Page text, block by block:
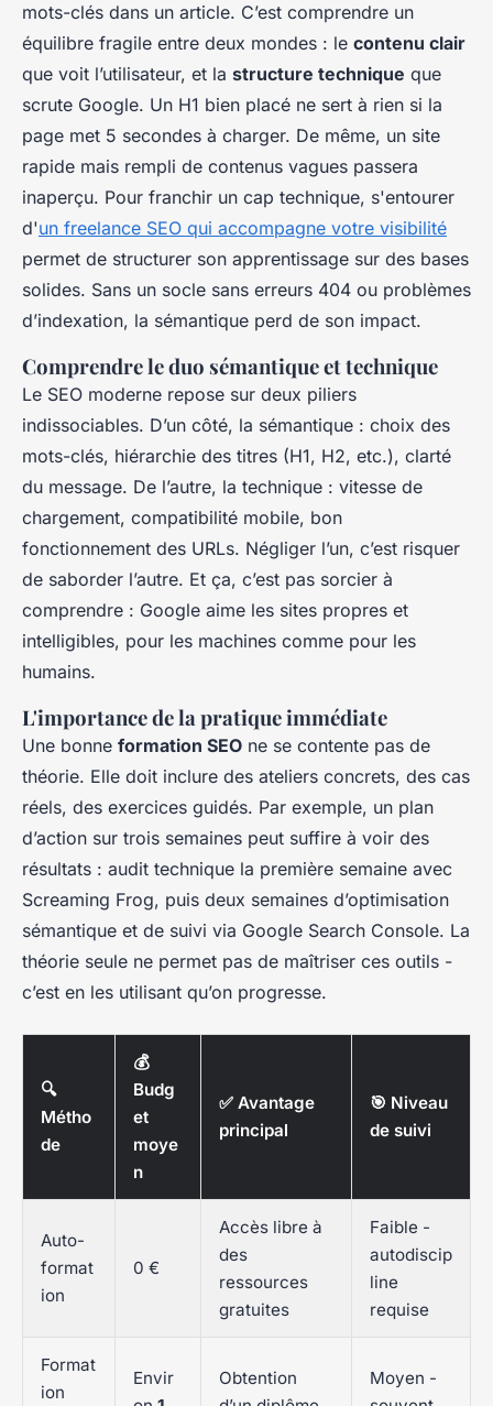
mots-clés dans un article. C’est comprendre un
équilibre fragile entre deux mondes : le contenu clair
que voit l’utilisateur, et la structure technique que
scrute Google. Un H1 bien placé ne sert à rien si la
page met 5 secondes à charger. De même, un site
rapide mais rempli de contenus vagues passera
inaperçu. Pour franchir un cap technique, s'entourer
d'un freelance SEO qui accompagne votre visibilité
permet de structurer son apprentissage sur des bases
solides. Sans un socle sans erreurs 404 ou problèmes
d’indexation, la sémantique perd de son impact.
Comprendre le duo sémantique et technique
Le SEO moderne repose sur deux piliers
indissociables. D’un côté, la sémantique : choix des
mots-clés, hiérarchie des titres (H1, H2, etc.), clarté
du message. De l’autre, la technique : vitesse de
chargement, compatibilité mobile, bon
fonctionnement des URLs. Négliger l’un, c’est risquer
de saborder l’autre. Et ça, c’est pas sorcier à
comprendre : Google aime les sites propres et
intelligibles, pour les machines comme pour les
humains.
L'importance de la pratique immédiate
Une bonne formation SEO ne se contente pas de
théorie. Elle doit inclure des ateliers concrets, des cas
réels, des exercices guidés. Par exemple, un plan
d’action sur trois semaines peut suffire à voir des
résultats : audit technique la première semaine avec
Screaming Frog, puis deux semaines d’optimisation
sémantique et de suivi via Google Search Console. La
théorie seule ne permet pas de maîtriser ces outils -
c’est en les utilisant qu’on progresse.
🔍
Métho
de
💰
Budg
et
moye
n
✅ Avantage
principal
🎯 Niveau
de suivi
Auto-
format
ion
0 €
Accès libre à
des
ressources
gratuites
Faible -
autodiscip
line
requise
Format
ion
Envir
Obtention
Moyen -